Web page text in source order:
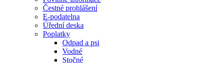
Čestné prohlášení
E-podatelna
Úřední deska
Poplatky
Odpad a psi
Vodné
Stočné